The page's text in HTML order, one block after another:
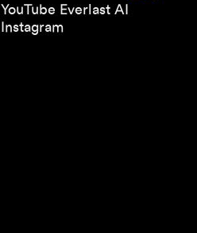
YouTube Everlast AI
Instagram